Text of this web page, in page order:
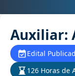
Auxiliar:
Edital
126 Horas de